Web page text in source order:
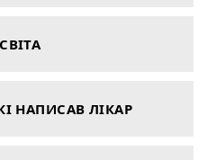
НАПИСАВ ЛІКАР